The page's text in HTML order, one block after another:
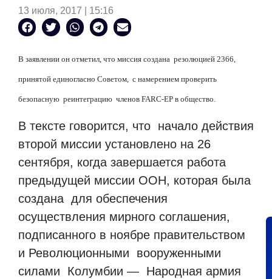
13 июля, 2017 | 15:16
В заявлении он отметил, что миссия создана резолюцией 2366,
принятой единогласно Советом, с намерением проверить
безопасную реинтеграцию членов FARC-EP в общество.
В тексте говорится, что начало действия
второй миссии установлено на 26
сентября, когда завершается работа
предыдущей миссии ООН, которая была
создана для обеспечения
осуществления мирного соглашения,
подписанного в ноябре правительством
и Революционными вооруженными
силами Колумбии — Народная армия